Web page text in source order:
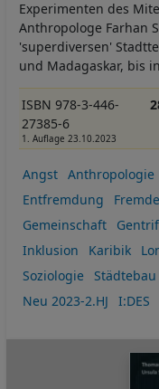
Experimenten des
Anthropologe Farhan
'superdiversen'
und Madagaskar, bis
ISBN 978-3-446-
27385-6
1. Auflage 23.10.2023
Angst
Anthropologie
Entfremdung
Gemeinschaft
Inklusion
Karibik
Soziologie
Städtebau
Neu 2023-2.HJ
I:DES